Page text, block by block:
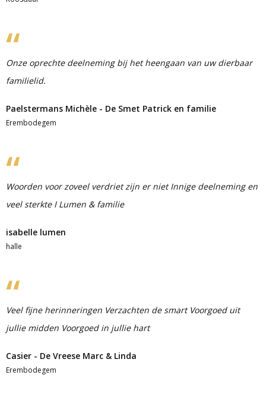
Onze oprechte deelneming bij het heengaan van uw dierbaar
familielid.
Paelstermans Michèle - De Smet Patrick en familie
Erembodegem
Woorden voor zoveel verdriet zijn er niet Innige deelneming en
veel sterkte I Lumen & familie
isabelle lumen
halle
Veel fijne herinneringen Verzachten de smart Voorgoed uit
jullie midden Voorgoed in jullie hart
Casier - De Vreese Marc & Linda
Erembodegem